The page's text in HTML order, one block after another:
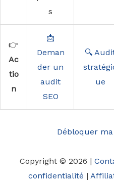
s
👉
Ac
tio
n
📩
Deman
der un
audit
SEO
🔍
ue
Débloquer
Copyright © 2026 |
confidentialité |